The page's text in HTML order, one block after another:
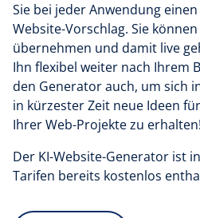
Sie bei jeder Anwendung
Website-Vorschlag. Sie
übernehmen und damit live
Ihn flexibel weiter nach Ihrem
den Generator auch, um sich
in kürzester Zeit neue Ideen
Ihrer Web-Projekte zu erhalten!
Der KI-Website-Generator ist
Tarifen bereits kostenlos